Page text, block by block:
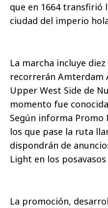
que en 1664 transfirió
ciudad del imperio
La marcha incluye
recorrerán Amterdam
Upper West Side de
momento fue
Según informa Promo
los que pase la ruta
dispondrán de
Light en los
La promoción,